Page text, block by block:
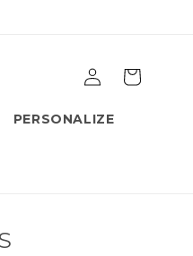
PERSONALIZE
login
Carrinho